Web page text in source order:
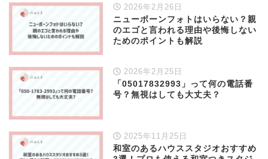
2026年2月26日
ニューボーンフォトはいらない？親
のエゴと言われる理由や後悔しない
ためのポイントも解説
2026年2月25日
「05017832993」って何の電話番
号？無視はしても大丈夫？
2025年11月25日
和室のあるハウススタジオおすすめ